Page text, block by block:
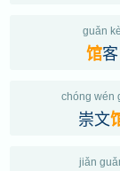
guǎn kè
馆客
chóng wén
崇文
jiǎn